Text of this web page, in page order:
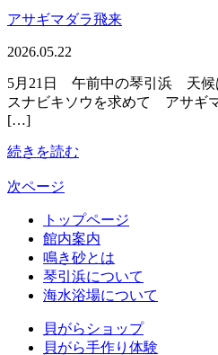
アサギマダラ飛来
2026.05.22
5月21日 午前中の琴引浜 天候
スナビキソウを求めて ア
[…]
続きを読む
次ページ
トップページ
館内案内
鳴き砂とは
琴引浜について
海水浴場について
貝がらショップ
貝がら手作り体験